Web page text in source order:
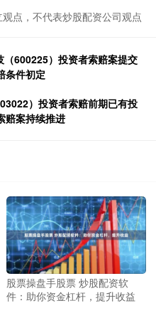
点，不代表炒股配资公司观点
600225）投资者索赔案提交
条件初定
）投资者索赔前期已有投
赔案持续推进
股票操盘手股票 炒股配资软
件：助你资金杠杆，提升收益